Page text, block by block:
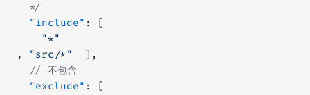
  */
  "include"
: [
    "*"
,
"src/*"
  ],
  // 不包含
  "exclude"
: [